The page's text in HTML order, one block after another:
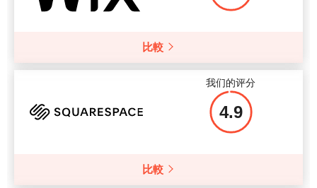
比較
我们的评分
4.9
比較